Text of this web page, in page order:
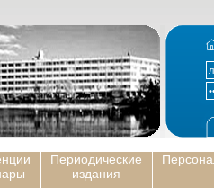
Периодические
издания